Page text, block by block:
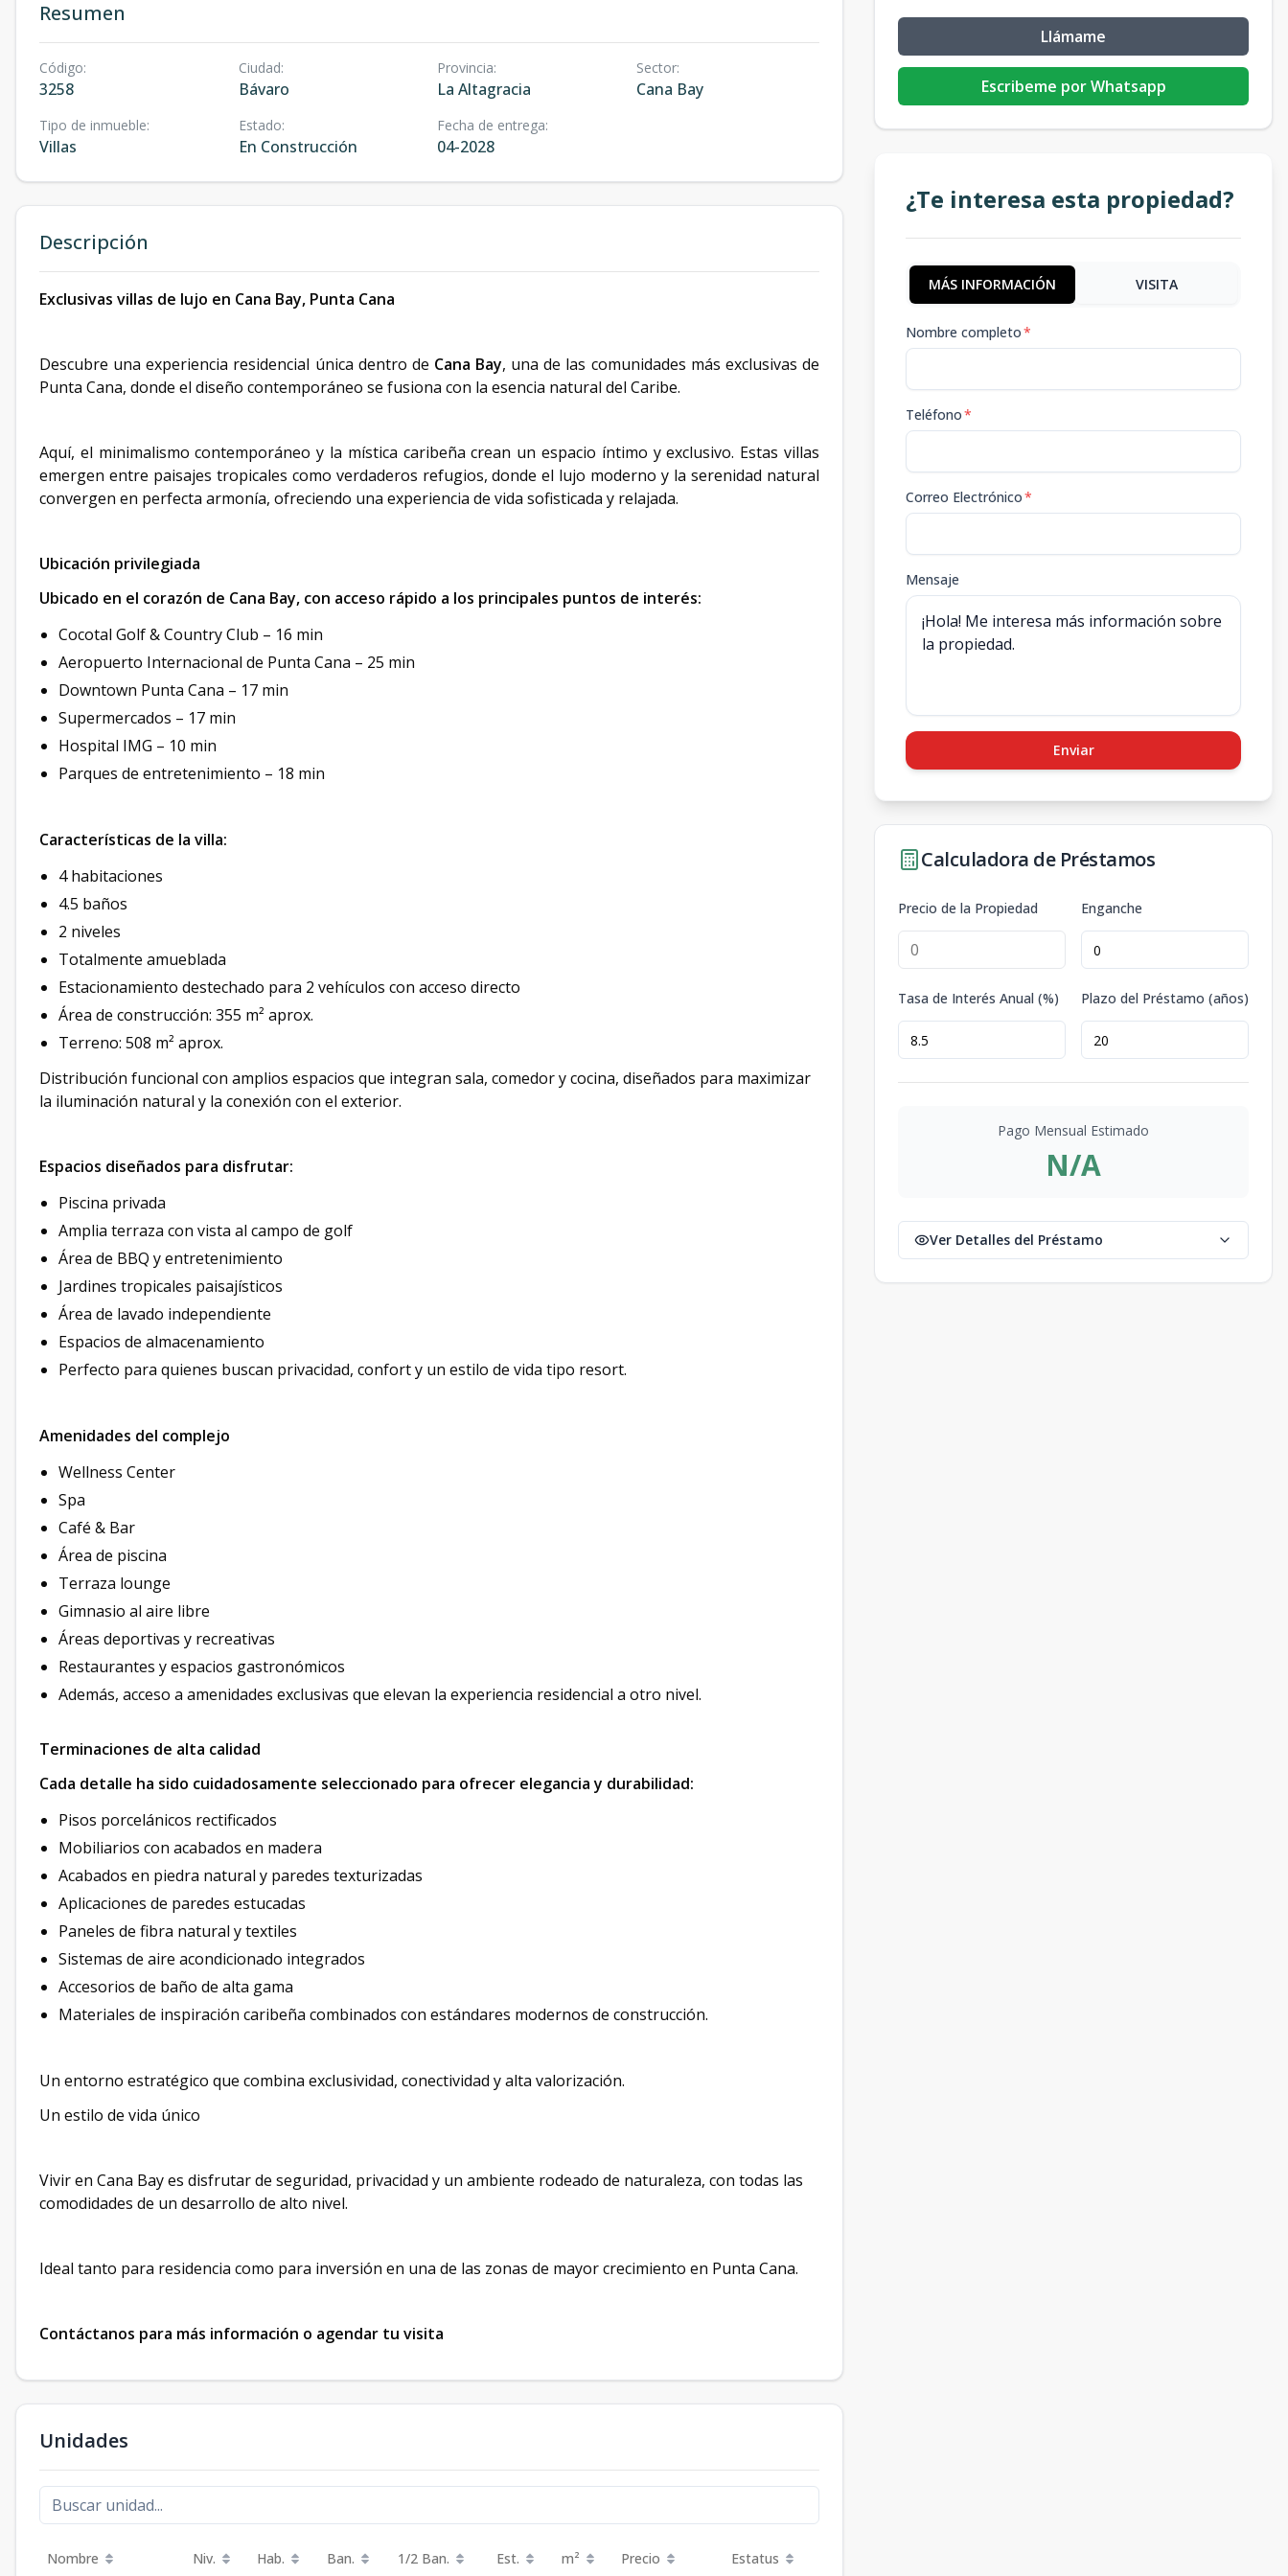
Resumen
Código:
3258
Ciudad:
Bávaro
Provincia:
La Altagracia
Sector:
Cana Bay
Tipo de inmueble:
Villas
Estado:
En Construcción
Fecha de entrega:
04-2028
Descripción
Exclusivas villas de lujo en Cana Bay, Punta Cana
Descubre una experiencia residencial única dentro de Cana Bay, una de las comunidades más exclusivas de
Punta Cana, donde el diseño contemporáneo se fusiona con la esencia natural del Caribe.
Aquí, el minimalismo contemporáneo y la mística caribeña crean un espacio íntimo y exclusivo. Estas villas
emergen entre paisajes tropicales como verdaderos refugios, donde el lujo moderno y la serenidad natural
convergen en perfecta armonía, ofreciendo una experiencia de vida sofisticada y relajada.
Ubicación privilegiada
Ubicado en el corazón de Cana Bay, con acceso rápido a los principales puntos de interés:
Cocotal Golf & Country Club – 16 min
Aeropuerto Internacional de Punta Cana – 25 min
Downtown Punta Cana – 17 min
Supermercados – 17 min
Hospital IMG – 10 min
Parques de entretenimiento – 18 min
Características de la villa:
4 habitaciones
4.5 baños
2 niveles
Totalmente amueblada
Estacionamiento destechado para 2 vehículos con acceso directo
Área de construcción: 355 m² aprox.
Terreno: 508 m² aprox.
Distribución funcional con amplios espacios que integran sala, comedor y cocina, diseñados para maximizar
la iluminación natural y la conexión con el exterior.
Espacios diseñados para disfrutar:
Piscina privada
Amplia terraza con vista al campo de golf
Área de BBQ y entretenimiento
Jardines tropicales paisajísticos
Área de lavado independiente
Espacios de almacenamiento
Perfecto para quienes buscan privacidad, confort y un estilo de vida tipo resort.
Amenidades del complejo
Wellness Center
Spa
Café & Bar
Área de piscina
Terraza lounge
Gimnasio al aire libre
Áreas deportivas y recreativas
Restaurantes y espacios gastronómicos
Además, acceso a amenidades exclusivas que elevan la experiencia residencial a otro nivel.
Terminaciones de alta calidad
Cada detalle ha sido cuidadosamente seleccionado para ofrecer elegancia y durabilidad:
Pisos porcelánicos rectificados
Mobiliarios con acabados en madera
Acabados en piedra natural y paredes texturizadas
Aplicaciones de paredes estucadas
Paneles de fibra natural y textiles
Sistemas de aire acondicionado integrados
Accesorios de baño de alta gama
Materiales de inspiración caribeña combinados con estándares modernos de construcción.
Un entorno estratégico que combina exclusividad, conectividad y alta valorización.
Un estilo de vida único
Vivir en Cana Bay es disfrutar de seguridad, privacidad y un ambiente rodeado de naturaleza, con todas las
comodidades de un desarrollo de alto nivel.
Ideal tanto para residencia como para inversión en una de las zonas de mayor crecimiento en Punta Cana.
Contáctanos para más información o agendar tu visita
Unidades
Nombre Niv. Hab. Ban. 1/2 Ban. Est. m² Precio Estatus
Llámame
Escribeme por Whatsapp
¿Te interesa esta propiedad?
MÁS INFORMACIÓN VISITA
Nombre completo*
Teléfono*
Correo Electrónico*
Mensaje
Enviar
Calculadora de Préstamos
Precio de la Propiedad Enganche
Tasa de Interés Anual (%) Plazo del Préstamo (años)
Pago Mensual Estimado
N/A
Ver Detalles del Préstamo